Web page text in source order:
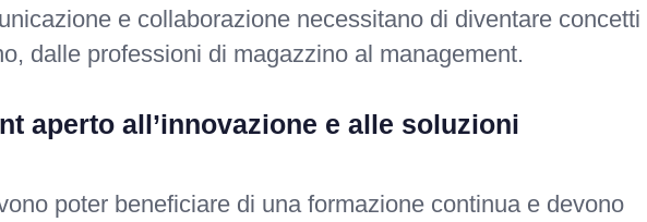
e collaborazione necessitano di diventare concetti
dalle professioni di magazzino al management.
aperto all’innovazione e alle soluzioni
poter beneficiare di una formazione continua e devono